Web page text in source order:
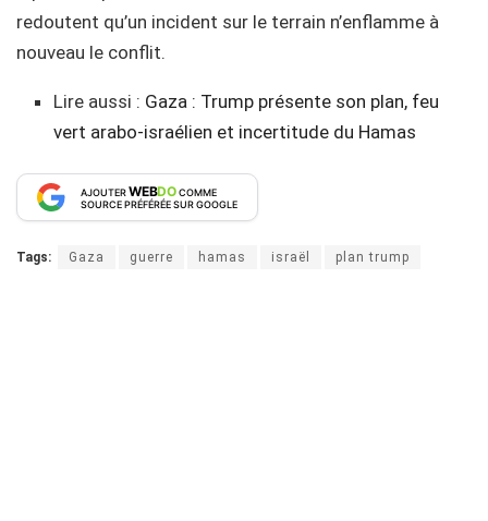
redoutent qu’un incident sur le terrain n’enflamme à
nouveau le conflit.
Lire aussi : Gaza : Trump présente son plan, feu
vert arabo-israélien et incertitude du Hamas
AJOUTERWEBDOCOMME
SOURCE PRÉFÉRÉE SUR GOOGLE
Tags: Gaza guerre hamas israël plan trump